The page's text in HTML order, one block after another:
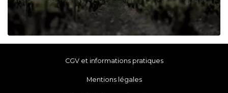
CGV et informations pratiques
Mentions légales